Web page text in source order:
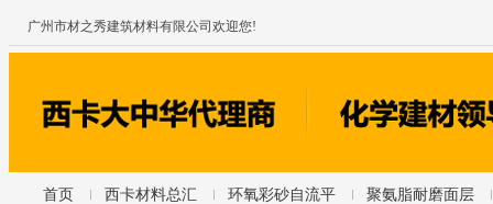
广州市材之秀建筑材料有限公司欢迎您!
首页 西卡材料总汇 环氧彩砂自流平 聚氨脂耐磨面层